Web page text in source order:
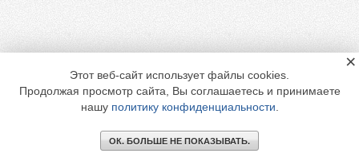
Этот веб-сайт использует файлы cookies.
Продолжая просмотр сайта, Вы соглашаетесь и принимаете
нашу политику конфиденциальности
ОК. БОЛЬШЕ НЕ ПОКАЗЫВАТЬ.
×